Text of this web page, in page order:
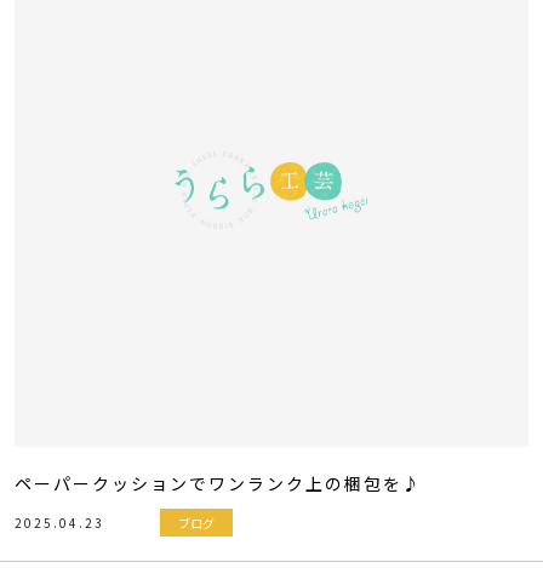
ペーパークッションでワンランク上の梱包を♪
2025.04.23 ブログ